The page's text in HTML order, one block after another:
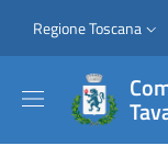
Slim top
Regione Toscana